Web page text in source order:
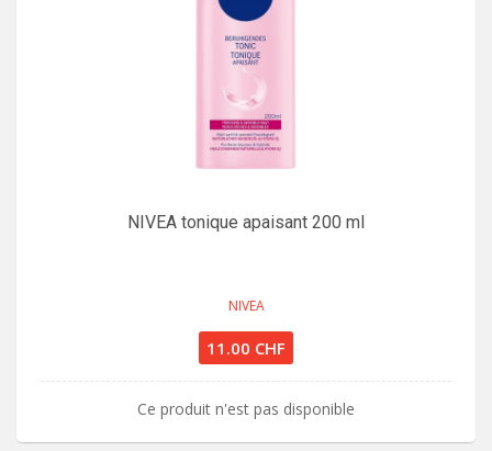
NIVEA tonique apaisant 200 ml
NIVEA
11.00 CHF
Ce produit n'est pas disponible